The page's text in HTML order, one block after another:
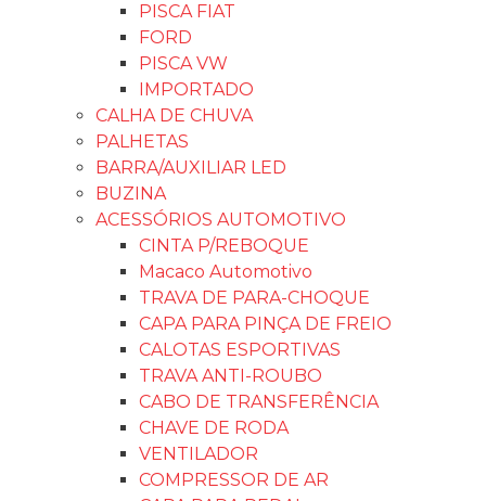
PISCA FIAT
FORD
PISCA VW
IMPORTADO
CALHA DE CHUVA
PALHETAS
BARRA/AUXILIAR LED
BUZINA
ACESSÓRIOS AUTOMOTIVO
CINTA P/REBOQUE
Macaco Automotivo
TRAVA DE PARA-CHOQUE
CAPA PARA PINÇA DE FREIO
CALOTAS ESPORTIVAS
TRAVA ANTI-ROUBO
CABO DE TRANSFERÊNCIA
CHAVE DE RODA
VENTILADOR
COMPRESSOR DE AR